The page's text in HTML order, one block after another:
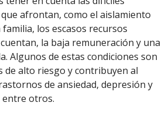
afrontan, como el aislamiento
los escasos recursos
la baja remuneración y una
Algunos de estas condiciones son
alto riesgo y contribuyen al
de ansiedad, depresión y
otros.